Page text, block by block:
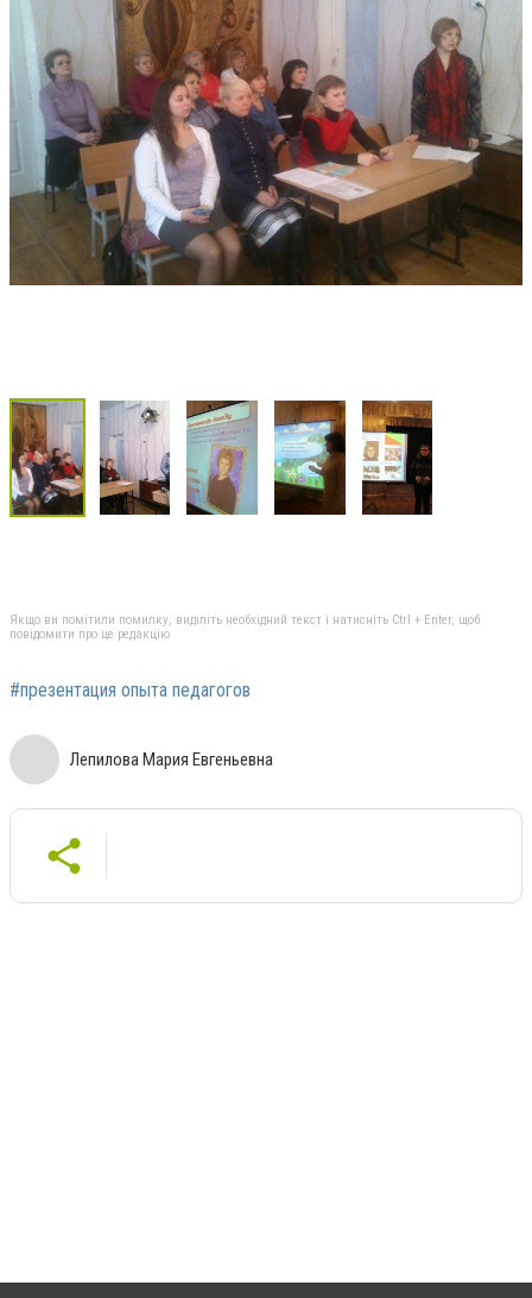
Якщо ви помітили помилку, виділіть необхідний текст і натисніть Ctrl + Enter, щоб
повідомити про це редакцію
#презентация опыта педагогов
Лепилова Мария Евгеньевна